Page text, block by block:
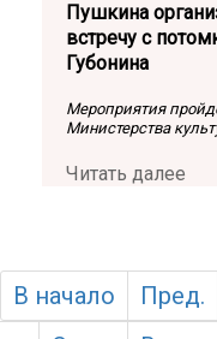
Пушкина
встречу с
Губонина
Мероприятия
Министерства
Читать далее
В начало Пред.